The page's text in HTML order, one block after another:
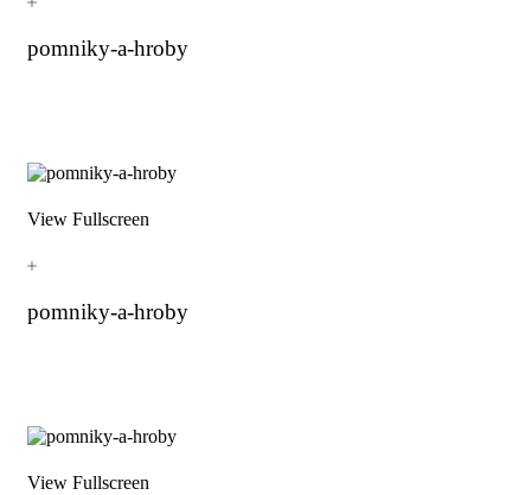
pomniky-a-hroby
View Fullscreen
pomniky-a-hroby
View Fullscreen